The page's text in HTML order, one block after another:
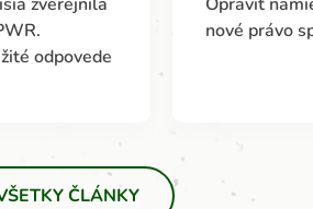
odpovede
nové právo
ČLÁNKY